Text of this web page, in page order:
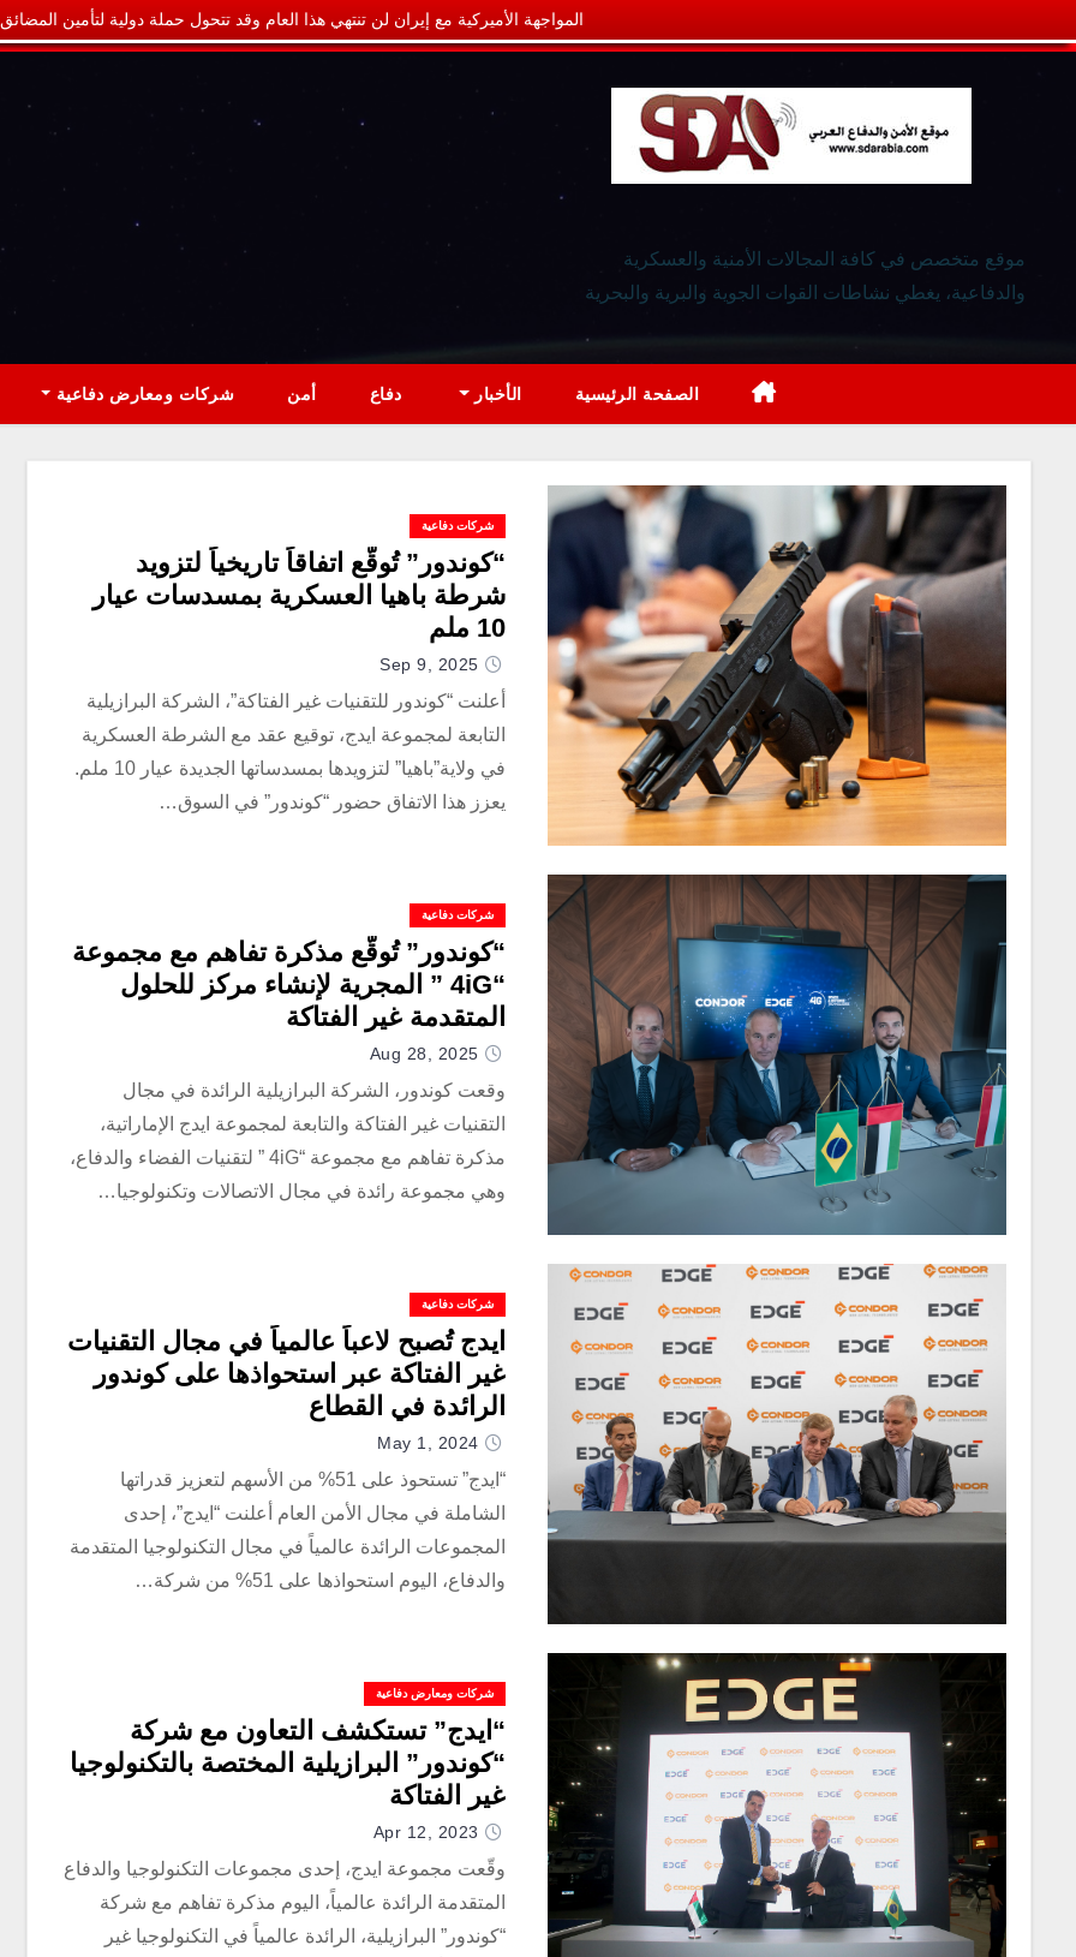
المواجهة الأميركية مع إيران لن تنتهي هذا العام وقد تتحول حملة دولية لتأمين المضائق
موقع متخصص في كافة المجالات الأمنية والعسكرية
والدفاعية، يغطي نشاطات القوات الجوية والبرية والبحرية
الصفحة الرئيسية الأخبار دفاع أمن شركات ومعارض دفاعية
شركات دفاعية
“كوندور” تُوقّع اتفاقاً تاريخياً لتزويد
شرطة باهيا العسكرية بمسدسات عيار
10 ملم
Sep 9, 2025
أعلنت “كوندور للتقنيات غير الفتاكة”، الشركة البرازيلية
التابعة لمجموعة ايدج، توقيع عقد مع الشرطة العسكرية
في ولاية”باهيا” لتزويدها بمسدساتها الجديدة عيار 10 ملم.
يعزز هذا الاتفاق حضور “كوندور” في السوق…
شركات دفاعية
“كوندور” تُوقّع مذكرة تفاهم مع مجموعة
“4iG ” المجرية لإنشاء مركز للحلول
المتقدمة غير الفتاكة
Aug 28, 2025
وقعت كوندور، الشركة البرازيلية الرائدة في مجال
التقنيات غير الفتاكة والتابعة لمجموعة ايدج الإماراتية،
مذكرة تفاهم مع مجموعة “4iG ” لتقنيات الفضاء والدفاع،
وهي مجموعة رائدة في مجال الاتصالات وتكنولوجيا…
شركات دفاعية
ايدج تُصبح لاعباً عالمياً في مجال التقنيات
غير الفتاكة عبر استحواذها على كوندور
الرائدة في القطاع
May 1, 2024
“ايدج” تستحوذ على 51% من الأسهم لتعزيز قدراتها
الشاملة في مجال الأمن العام أعلنت “ايدج”، إحدى
المجموعات الرائدة عالمياً في مجال التكنولوجيا المتقدمة
والدفاع، اليوم استحواذها على 51% من شركة…
شركات ومعارض دفاعية
“ايدج” تستكشف التعاون مع شركة
“كوندور” البرازيلية المختصة بالتكنولوجيا
غير الفتاكة
Apr 12, 2023
وقّعت مجموعة ايدج، إحدى مجموعات التكنولوجيا والدفاع
المتقدمة الرائدة عالمياً، اليوم مذكرة تفاهم مع شركة
“كوندور” البرازيلية، الرائدة عالمياً في التكنولوجيا غير